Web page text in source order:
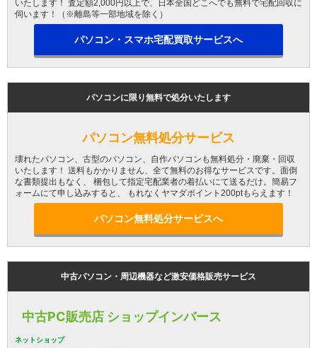
いたします！ 査定額2,000円以上で、日本全国どこへでも無料で宅配回収に
伺います！（※離島等一部地域を除く）
パソコン・スマホ宅配買取サービスへ
パソコンに限り無料で処分いたします
パソコン無料処分サービス
壊れたパソコン、古型のパソコン、自作パソコンも無料処分・廃棄・回収
いたします！ 送料もかかりません、全て無料のお得なサービスです。面倒
な書類提出もなく、 梱包して指定宅配業者の着払いにて送るだけ。簡易フ
ォームにて申し込みすると、 もれなくヤマダポイント200ptもらえます！
パソコン無料処分サービスへ
中古パソコン・周辺機器など激安価格販売サービス
中古PC販売店 ショップインバース
ネットショップ